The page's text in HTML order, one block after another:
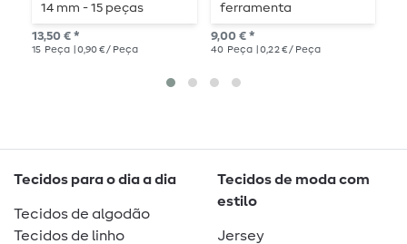
14 mm - 15 peças
13,50 € *
15 Peça | 0,90 € / Peça
ferramenta
9,00 € *
40 Peça | 0,22 € / Peça
Tecidos para o dia a dia
Tecidos de algodão
Tecidos de linho
Tecidos de moda com
estilo
Jersey